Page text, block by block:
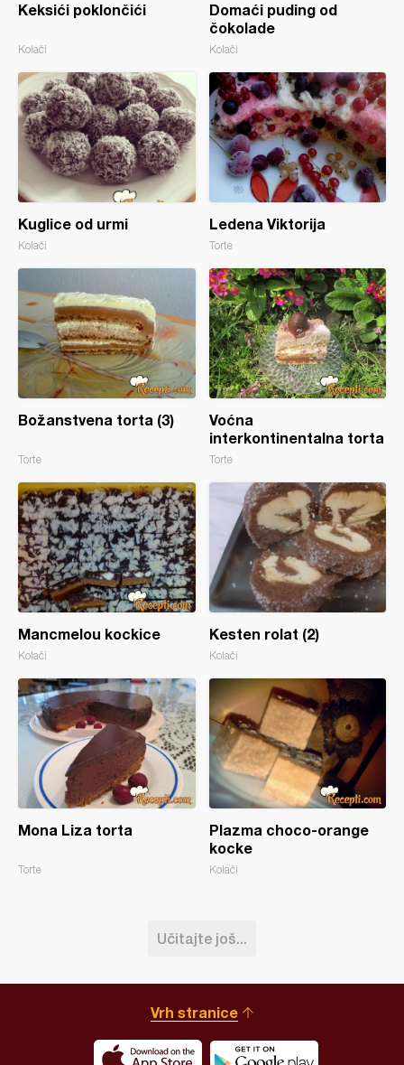
Keksići poklončići
Kolači
Domaći puding od
čokolade
Kolači
Kuglice od urmi
Kolači
Ledena Viktorija
Torte
Božanstvena torta (3)
Torte
Voćna
interkontinentalna torta
Torte
Mancmelou kockice
Kolači
Kesten rolat (2)
Kolači
Mona Liza torta
Torte
Plazma choco-orange
kocke
Kolači
Učitajte još...
Vrh stranice